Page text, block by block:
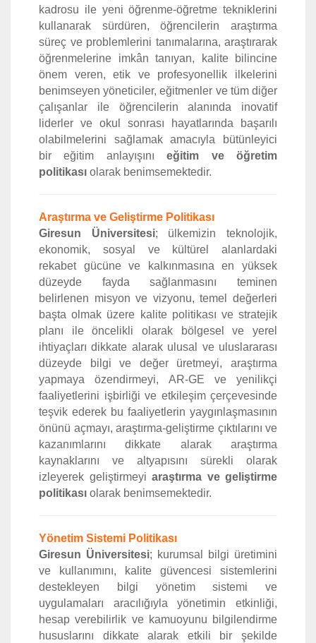
kadrosu ile yeni öğrenme-öğretme tekniklerini
kullanarak sürdüren, öğrencilerin araştırma
süreç ve problemlerini tanımalarına, araştırarak
öğrenmelerine imkân tanıyan, kalite bilincine
önem veren, etik ve profesyonellik ilkelerini
benimseyen yöneticiler, eğitmenler ve tüm diğer
çalışanlar ile öğrencilerin alanında inovatif
liderler ve okul sonrası hayatlarında başarılı
olabilmelerini sağlamak amacıyla bütünleyici
bir eğitim anlayışınıeğitim ve öğretim
politikası olarak benimsemektedir.
Araştırma ve Geliştirme Politikası
Giresun Üniversitesi; ülkemizin teknolojik,
ekonomik, sosyal ve kültürel alanlardaki
rekabet gücüne ve kalkınmasına en yüksek
düzeyde fayda sağlanmasını teminen
belirlenen misyon ve vizyonu, temel değerleri
başta olmak üzere kalite politikası ve stratejik
planı ile öncelikli olarak bölgesel ve yerel
ihtiyaçları dikkate alarak ulusal ve uluslararası
düzeyde bilgi ve değer üretmeyi, araştırma
yapmaya özendirmeyi, AR-GE ve yenilikçi
faaliyetlerini işbirliği ve etkileşim çerçevesinde
teşvik ederek bu faaliyetlerin yaygınlaşmasının
önünü açmayı, araştırma-geliştirme çıktılarını ve
kazanımlarını dikkate alarak araştırma
kaynaklarını ve altyapısını sürekli olarak
izleyerek geliştirmeyi araştırma ve geliştirme
politikası olarak benimsemektedir.
Yönetim Sistemi Politikası
Giresun Üniversitesi; kurumsal bilgi üretimini
ve kullanımını, kalite güvencesi sistemlerini
destekleyen bilgi yönetim sistemi ve
uygulamaları aracılığıyla yönetimin etkinliği,
hesap verebilirlik ve kamuoyunu bilgilendirme
hususlarını dikkate alarak etkili bir şekilde